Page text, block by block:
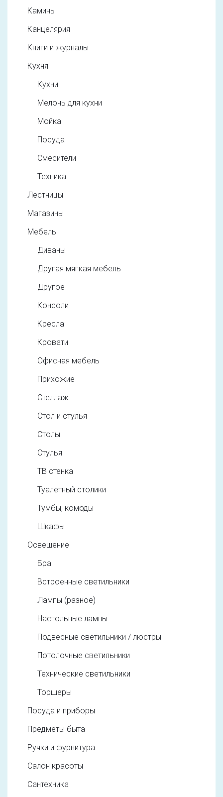
Камины
Канцелярия
Книги и журналы
Кухня
Кухни
Мелочь для кухни
Мойка
Посуда
Смесители
Техника
Лестницы
Магазины
Мебель
Диваны
Другая мягкая мебель
Другое
Консоли
Кресла
Кровати
Офисная мебель
Прихожие
Стеллаж
Стол и стулья
Столы
Стулья
ТВ стенка
Туалетный столики
Тумбы, комоды
Шкафы
Освещение
Бра
Встроенные светильники
Лампы (разное)
Настольные лампы
Подвесные светильники / люстры
Потолочные светильники
Технические светильники
Торшеры
Посуда и приборы
Предметы быта
Ручки и фурнитура
Салон красоты
Сантехника